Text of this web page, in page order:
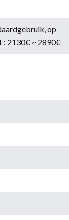
op
: 2130€ ~ 2890€